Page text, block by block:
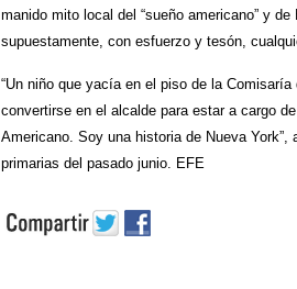
manido mito local del “sueño americano” y
supuestamente, con esfuerzo y tesón,
“Un niño que yacía en el piso de la
convertirse en el alcalde para estar a cargo
Americano. Soy una historia de Nueva
primarias del pasado junio. EFE